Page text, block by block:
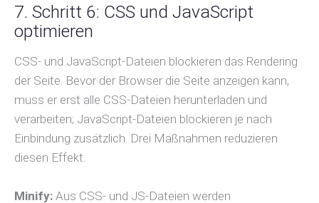
7. Schritt 6: CSS und JavaScript
optimieren
CSS- und JavaScript-Dateien blockieren das Rendering
der Seite. Bevor der Browser die Seite anzeigen kann,
muss er erst alle CSS-Dateien herunterladen und
verarbeiten; JavaScript-Dateien blockieren je nach
Einbindung zusätzlich. Drei Maßnahmen reduzieren
diesen Effekt.
Minify: Aus CSS- und JS-Dateien werden